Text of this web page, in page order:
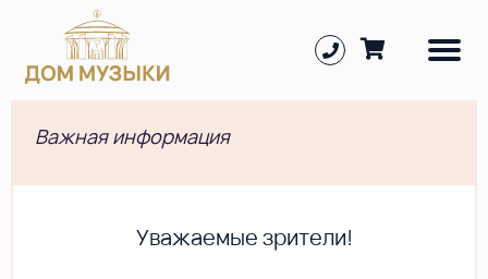
Важная информация
Уважаемые зрители!